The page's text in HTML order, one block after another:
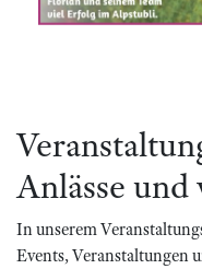
Anlässe
In unserem
Events, Veranstaltungen